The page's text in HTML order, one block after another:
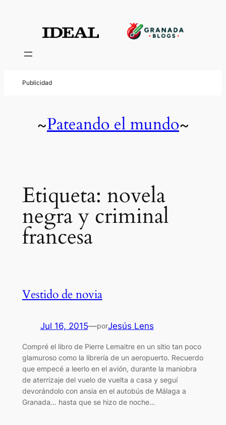
contenido
~Pateando el mundo~
Etiqueta: novela
negra y criminal
francesa
Vestido de novia
Jul 16, 2015—porJesús Lens
Compré el libro de Pierre Lemaitre en un sitio tan poco
glamuroso como la librería de un aeropuerto. Recuerdo
que empecé a leerlo en el avión, durante la maniobra
de aterrizaje del vuelo de vuelta a casa y seguí
devorándolo con ansia en el autobús de Málaga a
Granada… hasta que se hizo de noche…